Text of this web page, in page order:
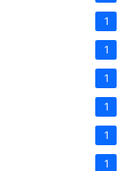
1
1
1
1
1
1